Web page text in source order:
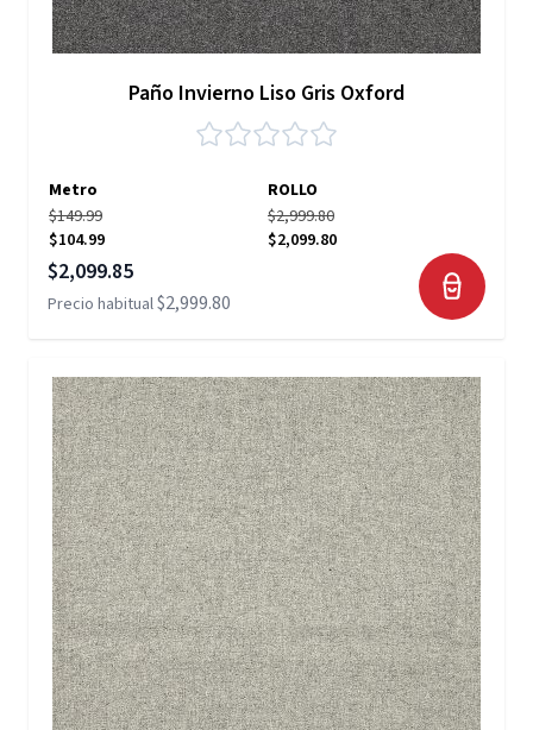
Paño Invierno Liso Gris Oxford
Metro
ROLLO
$149.99
$104.99
$2,999.80
$2,099.80
Precio especial
$2,099.85
Precio habitual$2,999.80